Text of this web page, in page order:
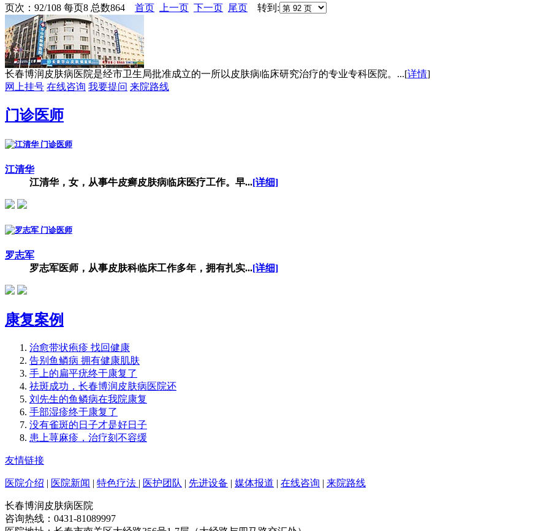
页次：92/108 每页8 总数864 首页 上一页 下一页 尾页 转到:
长春博润皮肤病医院是经市卫生局批准成立的一所以皮肤病临床研究治疗的专业专科医院。...[详情]
网上挂号 在线咨询 我要提问 来院路线
门诊医师
江清华
江清华，女，从事牛皮癣皮肤病临床医疗工作。早...[详细]
罗志军
罗志军医师，从事皮肤科临床工作多年，拥有扎实...[详细]
康复案例
治愈带状疱疹 找回健康
告别鱼鳞病 拥有健康肌肤
手上的扁平疣终于康复了
祛斑成功，长春博润皮肤病医院还
刘先生的鱼鳞病在我院康复
手部湿疹终于康复了
没有雀斑的日子才是好日子
患上荨麻疹，治疗刻不容缓
友情链接
医院介绍 | 医院新闻 | 特色疗法 | 医护团队 | 先进设备 | 媒体报道 | 在线咨询 | 来院路线
长春博润皮肤病医院
咨询热线：0431-81089997